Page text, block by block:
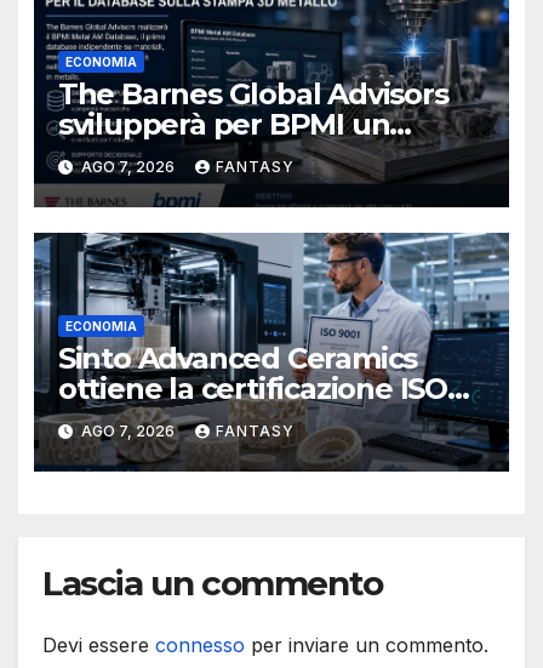
ECONOMIA
The Barnes Global Advisors
svilupperà per BPMI un
database per la stampa 3D
metallica destinata alla filiera
navale statunitense
AGO 7, 2026 FANTASY
ECONOMIA
Sinto Advanced Ceramics
ottiene la certificazione ISO
9001 per la stampa 3D di
ceramiche tecniche
AGO 7, 2026 FANTASY
Lascia un commento
Devi essere connesso per inviare un commento.